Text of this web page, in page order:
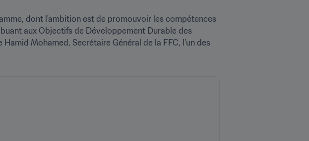
dont l'ambition est de promouvoir les compétences
aux Objectifs de Développement Durable des
Mohamed, Secrétaire Général de la FFC, l’un des